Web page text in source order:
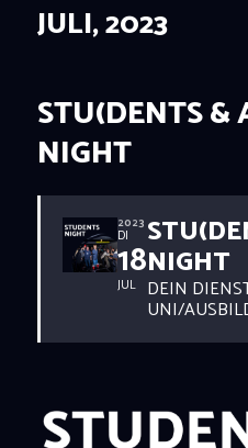
HOME
DRINKS
EVENTS
LOCATION
ABOUT
RESERVIERUNG
JULI, 2023
STU(DENTS &
NIGHT
2023
DI
18
JUL
NIGHT
DEIN
UNI/